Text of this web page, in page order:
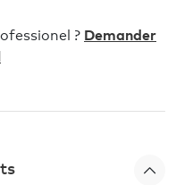
? Demander